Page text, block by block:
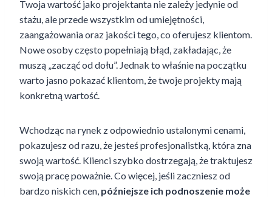
Twoja wartość jako projektanta nie zależy jedynie od
stażu, ale przede wszystkim od umiejętności,
zaangażowania oraz jakości tego, co oferujesz klientom.
Nowe osoby często popełniają błąd, zakładając, że
muszą „zacząć od dołu”. Jednak to właśnie na początku
warto jasno pokazać klientom, że twoje projekty mają
konkretną wartość.
Wchodząc na rynek z odpowiednio ustalonymi cenami,
pokazujesz od razu, że jesteś profesjonalistką, która zna
swoją wartość. Klienci szybko dostrzegają, że traktujesz
swoją pracę poważnie. Co więcej, jeśli zaczniesz od
bardzo niskich cen, późniejsze ich podnoszenie może